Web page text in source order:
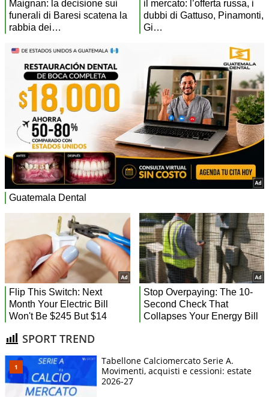
SPORT TREND
Tabellone Calciomercato Serie A.
Movimenti, acquisti e cessioni: estate
2026-27